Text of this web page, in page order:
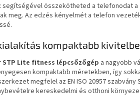
segítségével összekötheted a telefonodat
meg. Az edzés kényelmét a telefon
kompaktabb
STP Lite fitness lépcsőzőgép a nagyobb
kompaktabb méretekben, így
megfelel az EN ISO 20957
kereskedelmi és otthoni